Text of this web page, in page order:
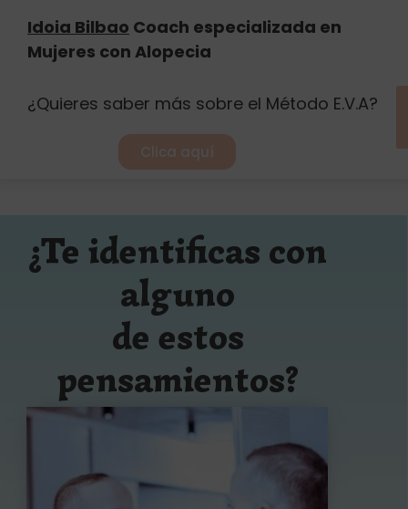
Idoia Bilbao Coach especializada en
Mujeres con Alopecia
¿Quieres saber más sobre el Método E.V.A?
Clica aquí
¿Te identificas con
alguno
de estos
pensamientos?